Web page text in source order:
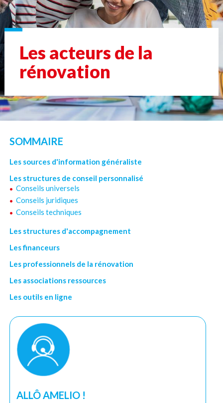
Les acteurs de la
rénovation
SOMMAIRE
Les sources d'information généraliste
Les structures de conseil personnalisé
Conseils universels
Conseils juridiques
Conseils techniques
Les structures d'accompagnement
Les financeurs
Les professionnels de la rénovation
Les associations ressources
Les outils en ligne
ALLÔ AMELIO !